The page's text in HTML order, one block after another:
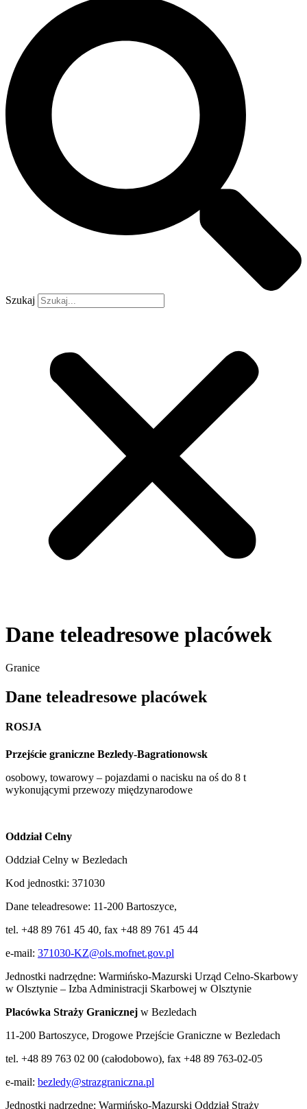
Szukaj
Dane teleadresowe placówek
Granice
Dane teleadresowe placówek
ROSJA
Przejście graniczne Bezledy-Bagrationowsk
osobowy, towarowy – pojazdami o nacisku na oś do 8 t
wykonującymi przewozy międzynarodowe
Oddział Celny
Oddział Celny w Bezledach
Kod jednostki: 371030
Dane teleadresowe: 11-200 Bartoszyce,
tel. +48 89 761 45 40, fax +48 89 761 45 44
e-mail: 371030-KZ@ols.mofnet.gov.pl
Jednostki nadrzędne: Warmińsko-Mazurski Urząd Celno-Skarbowy
w Olsztynie – Izba Administracji Skarbowej w Olsztynie
Placówka Straży Granicznej w Bezledach
11-200 Bartoszyce, Drogowe Przejście Graniczne w Bezledach
tel. +48 89 763 02 00 (całodobowo), fax +48 89 763-02-05
e-mail: bezledy@strazgraniczna.pl
Jednostki nadrzędne: Warmińsko-Mazurski Oddział Straży